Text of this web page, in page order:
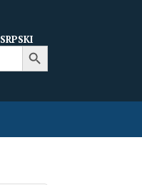
SRPSKISearch Button